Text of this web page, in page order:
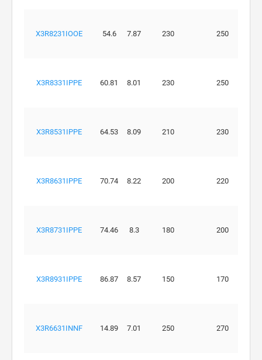
X3R8231IOOE 54.6 7.87 230 250
X3R8331IPPE 60.81 8.01 230 250
X3R8531IPPE 64.53 8.09 210 230
X3R8631IPPE 70.74 8.22 200 220
X3R8731IPPE 74.46 8.3 180 200
X3R8931IPPE 86.87 8.57 150 170
X3R6631INNF 14.89 7.01 250 270